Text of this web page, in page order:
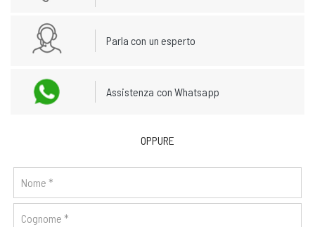
Parla con un esperto
Assistenza con Whatsapp
OPPURE